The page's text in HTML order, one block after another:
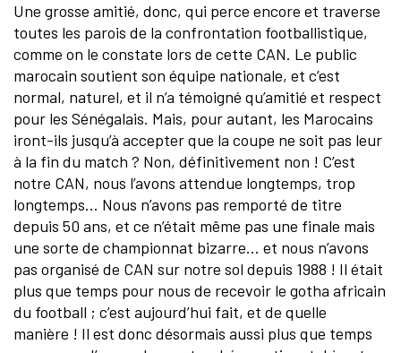
Une grosse amitié, donc, qui perce encore et traverse
toutes les parois de la confrontation footballistique,
comme on le constate lors de cette CAN. Le public
marocain soutient son équipe nationale, et c’est
normal, naturel, et il n’a témoigné qu’amitié et respect
pour les Sénégalais. Mais, pour autant, les Marocains
iront-ils jusqu’à accepter que la coupe ne soit pas leur
à la fin du match ? Non, définitivement non ! C’est
notre CAN, nous l’avons attendue longtemps, trop
longtemps… Nous n’avons pas remporté de titre
depuis 50 ans, et ce n’était même pas une finale mais
une sorte de championnat bizarre… et nous n’avons
pas organisé de CAN sur notre sol depuis 1988 ! Il était
plus que temps pour nous de recevoir le gotha africain
du football ; c’est aujourd’hui fait, et de quelle
manière ! Il est donc désormais aussi plus que temps